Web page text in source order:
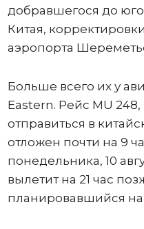
добравшегося до
Китая,
аэропорта
Больше всего их у
Eastern. Рейс MU
отправиться в
отложен почти на 9
понедельника, 10
вылетит на 21 час
планировавшийся на